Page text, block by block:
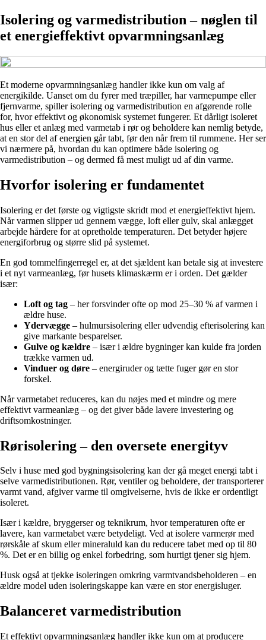
Isolering og varmedistribution – nøglen til
et energieffektivt opvarmningsanlæg
Et moderne opvarmningsanlæg handler ikke kun om valg af
energikilde. Uanset om du fyrer med træpiller, har varmepumpe eller
fjernvarme, spiller isolering og varmedistribution en afgørende rolle
for, hvor effektivt og økonomisk systemet fungerer. Et dårligt isoleret
hus eller et anlæg med varmetab i rør og beholdere kan nemlig betyde,
at en stor del af energien går tabt, før den når frem til rummene. Her ser
vi nærmere på, hvordan du kan optimere både isolering og
varmedistribution – og dermed få mest muligt ud af din varme.
Hvorfor isolering er fundamentet
Isolering er det første og vigtigste skridt mod et energieffektivt hjem.
Når varmen slipper ud gennem vægge, loft eller gulv, skal anlægget
arbejde hårdere for at opretholde temperaturen. Det betyder højere
energiforbrug og større slid på systemet.
En god tommelfingerregel er, at det sjældent kan betale sig at investere
i et nyt varmeanlæg, før husets klimaskærm er i orden. Det gælder
især:
Loft og tag – her forsvinder ofte op mod 25–30 % af varmen i
ældre huse.
Ydervægge – hulmursisolering eller udvendig efterisolering kan
give markante besparelser.
Gulve og kældre – især i ældre bygninger kan kulde fra jorden
trække varmen ud.
Vinduer og døre – energiruder og tætte fuger gør en stor
forskel.
Når varmetabet reduceres, kan du nøjes med et mindre og mere
effektivt varmeanlæg – og det giver både lavere investering og
driftsomkostninger.
Rørisolering – den oversete energityv
Selv i huse med god bygningsisolering kan der gå meget energi tabt i
selve varmedistributionen. Rør, ventiler og beholdere, der transporterer
varmt vand, afgiver varme til omgivelserne, hvis de ikke er ordentligt
isoleret.
Især i kældre, bryggerser og teknikrum, hvor temperaturen ofte er
lavere, kan varmetabet være betydeligt. Ved at isolere varmerør med
rørskåle af skum eller mineraluld kan du reducere tabet med op til 80
%. Det er en billig og enkel forbedring, som hurtigt tjener sig hjem.
Husk også at tjekke isoleringen omkring varmtvandsbeholderen – en
ældre model uden isoleringskappe kan være en stor energisluger.
Balanceret varmedistribution
Et effektivt opvarmningsanlæg handler ikke kun om at producere